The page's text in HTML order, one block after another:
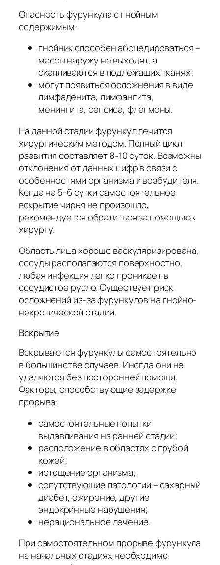
Опасность фурункула с гнойным
содержимым:
гнойник способен абсцедироваться –
массы наружу не выходят, а
скапливаются в подлежащих тканях;
могут появиться осложнения в виде
лимфаденита, лимфангита,
менингита, сепсиса, флегмоны.
На данной стадии фурункул лечится
хирургическим методом. Полный цикл
развития составляет 8-10 суток. Возможны
отклонения от данных цифр в связи с
особенностями организма и возбудителя.
Когда на 5-6 сутки самостоятельное
вскрытие чирья не произошло,
рекомендуется обратиться за помощью к
хирургу.
Область лица хорошо васкуляризирована,
сосуды располагаются поверхностно,
любая инфекция легко проникает в
сосудистое русло. Существует риск
осложнений из-за фурункулов на гнойно-
некротической стадии.
Вскрытие
Вскрываются фурункулы самостоятельно
в большинстве случаев. Иногда они не
удаляются без посторонней помощи.
Факторы, способствующие задержке
прорыва:
самостоятельные попытки
выдавливания на ранней стадии;
расположение в областях с грубой
кожей;
истощение организма;
сопутствующие патологии – сахарный
диабет, ожирение, другие
эндокринные нарушения;
нерациональное лечение.
При самостоятельном прорыве фурункула
на начальных стадиях необходимо